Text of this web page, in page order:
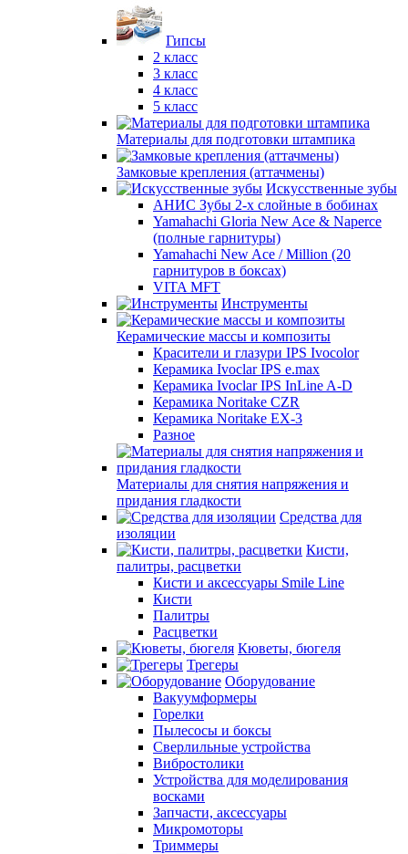
Гипсы
2 класс
3 класс
4 класс
5 класс
Материалы для подготовки штампика
Замковые крепления (аттачмены)
Искусственные зубы
АНИС Зубы 2-х слойные в бобинах
Yamahachi Gloria New Ace & Naperce
(полные гарнитуры)
Yamahachi New Ace / Million (20
гарнитуров в боксах)
VITA MFT
Инструменты
Керамические массы и композиты
Красители и глазури IPS Ivocolor
Керамика Ivoclar IPS e.max
Керамика Ivoclar IPS InLine A-D
Керамика Noritake CZR
Керамика Noritake EX-3
Разное
Материалы для снятия напряжения и
придания гладкости
Средства для
изоляции
Кисти,
палитры, расцветки
Кисти и аксессуары Smile Line
Кисти
Палитры
Расцветки
Кюветы, бюгеля
Трегеры
Оборудование
Вакуумформеры
Горелки
Пылесосы и боксы
Сверлильные устройства
Вибростолики
Устройства для моделирования
восками
Запчасти, аксессуары
Микромоторы
Триммеры